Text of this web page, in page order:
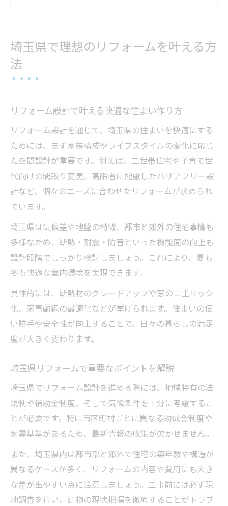
リフォーム設計に強い理由を埼玉県で探る
地域密着リフォーム会社の強みとは
悪質リフォーム業者リストを避ける重要性
リフォーム設計提案力の差が生まれる要因
快適な住まいづくりならリフォームで実現
リフォーム設計が快適な暮らしを叶える理
由
埼玉リフォームで叶う快適性と機能性向上
リフォーム設計で間取りを見直すポイント
リフォーム実例に学ぶ快適住まいの工夫
安心感あるリフォームの進め方とは
リフォーム設計で安心を得る業者の見極め
方
契約前に確認したいリフォーム設計の注意
点
計
悪質リフォーム業者リスト対策と信頼構築
埼玉県の補助金活用で賢くリフォーム
知って得するリフォーム補助金の申請方法
補助金を活用したリフォーム設計成功事例
リフォーム会社が教える最新助成金事情
埼玉県で理想のリフォームを叶える方
法
リフォーム設計で叶える快適な住まい作り方
リフォーム設計を通じて、埼玉県の住まいを快適にする
ためには、まず家族構成やライフスタイルの変化に応じ
た空間設計が重要です。例えば、二世帯住宅や子育て世
代向けの間取り変更、高齢者に配慮したバリアフリー設
計など、個々のニーズに合わせたリフォームが求められ
ています。
埼玉県は気候差や地盤の特徴、都市と郊外の住宅事情も
多様なため、断熱・耐震・防音といった機能面の向上も
設計段階でしっかり検討しましょう。これにより、夏も
冬も快適な室内環境を実現できます。
具体的には、断熱材のグレードアップや窓の二重サッシ
化、家事動線の最適化などが挙げられます。住まいの使
い勝手や安全性が向上することで、日々の暮らしの満足
度が大きく変わります。
埼玉県リフォームで重要なポイントを解説
埼玉県でリフォーム設計を進める際には、地域特有の法
規制や補助金制度、そして気候条件を十分に考慮するこ
とが必要です。特に市区町村ごとに異なる助成金制度や
耐震基準があるため、最新情報の収集が欠かせません。
また、埼玉県内は都市部と郊外で住宅の築年数や構造が
異なるケースが多く、リフォームの内容や費用にも大き
な差が出やすい点に注意しましょう。工事前には必ず現
地調査を行い、建物の現状把握を徹底することがトラブ